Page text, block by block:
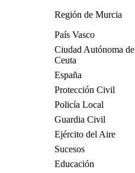
Región de Murcia
País Vasco
Ciudad Autónoma de
Ceuta
España
Protección Civil
Policía Local
Guardia Civil
Ejército del Aire
Sucesos
Educación